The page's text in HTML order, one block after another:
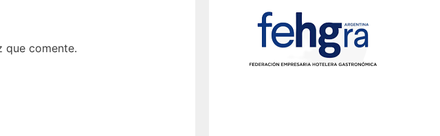
que comente.